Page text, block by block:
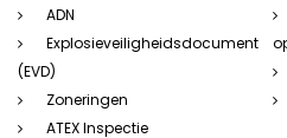
ADN
Explosieveiligheidsdocument
(EVD)
Zoneringen
ATEX Inspectie